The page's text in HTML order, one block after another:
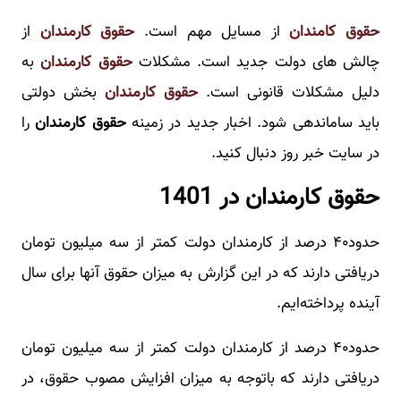
حقوق کامنداناز مسایل مهم است. حقوق کارمندان از
چالش های دولت جدید است. مشکلاتحقوق کارمندانبه
دلیل مشکلات قانونی است. حقوق کارمندان بخش دولتی
باید ساماندهی شود. اخبار جدید در زمینهحقوق کارمندانرا
در سایت خبر روز دنبال کنید.
حقوق کارمندان در 1401
حدود۴۰ درصد از کارمندان دولت کمتر از سه میلیون تومان
دریافتی دارند که در این گزارش به میزان حقوق آنها برای سال
آینده پرداخته‌ایم.
حدود۴۰ درصد از کارمندان دولت کمتر از سه میلیون تومان
دریافتی دارند که باتوجه به میزان افزایش مصوب حقوق، در